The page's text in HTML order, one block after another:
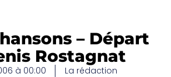
– Départ
Rostagnat
à 00:00 La rédaction